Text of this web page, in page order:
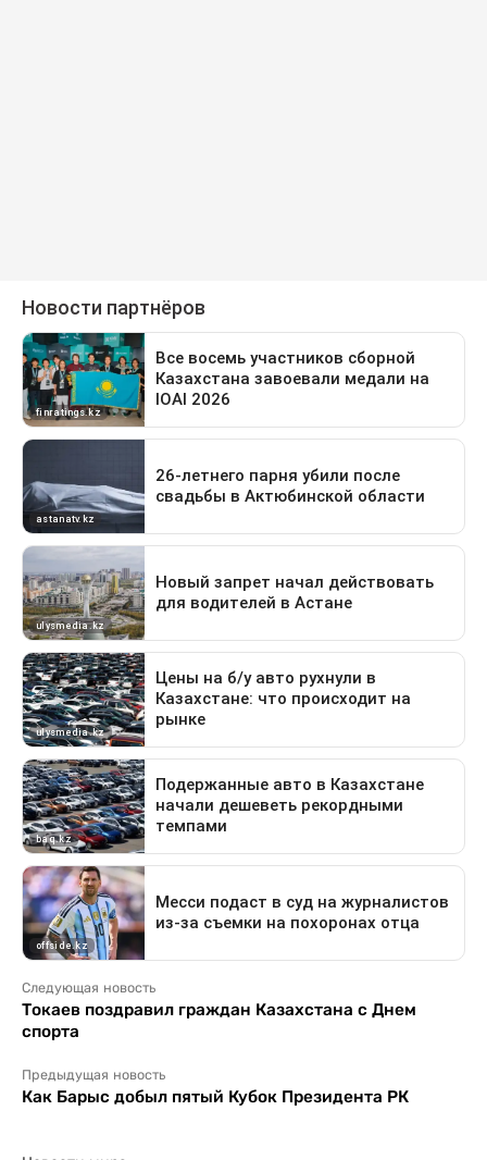
Следующая новость
Токаев поздравил граждан Казахстана с Днем
спорта
Предыдущая новость
Как Барыс добыл пятый Кубок Президента РК